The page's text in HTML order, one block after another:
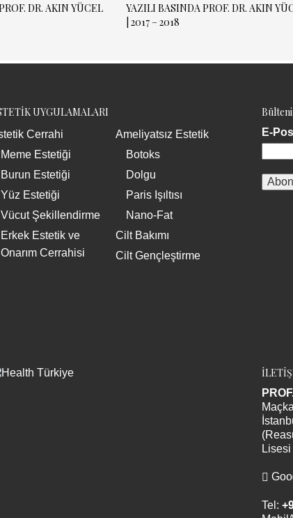
DR. AKIN YÜCEL
YAZILI BASINDA PROF. DR. AKIN
| 2017 – 2018
UYGULAMALARI
Cerrahi
Meme Estetiği
Burun Estetiği
Yüz Estetiği
Vücut Şekillendirme
Erkek Estetik ve
Onarım Cerrahisi
Ameliyatsız Estetik
Botoks
Dolgu
Paris Işıltısı
Nano-Fat
Cilt Bakımı
Cilt Gençleştirme
E-
Lisesi
Tel: